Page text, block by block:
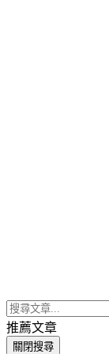
推薦文章
關閉搜尋